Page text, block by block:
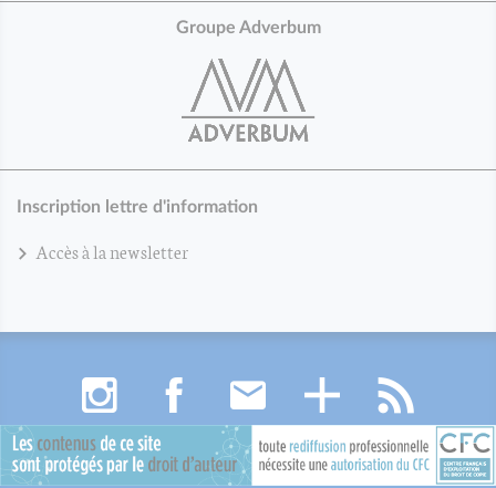
Groupe Adverbum
Inscription lettre d'information
Accès à la newsletter